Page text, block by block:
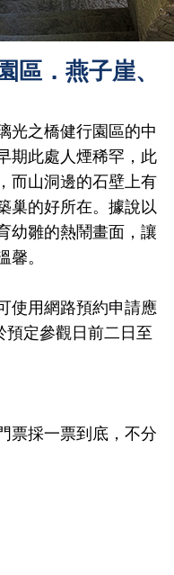
區．燕子崖、
光之橋健行園區的中
期此處人煙稀罕，此
而山洞邊的石壁上有
巢的好所在。據說以
幼雛的熱鬧畫面，讓
馨。
使用網路預約申請應
預定參觀日前二日至
票採一票到底，不分